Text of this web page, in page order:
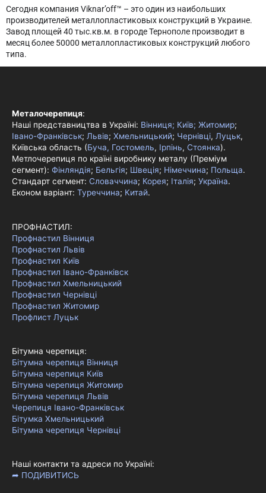
Сегодня компания Viknar’off™ – это один из наибольших
производителей металлопластиковых конструкций в Украине.
Завод площей 40 тыс.кв.м. в городе Тернополе производит в
месяц более 50000 металлопластиковых конструкций любого
типа.
Металочерепиця:
Наші представництва в Україні: Вінниця; Київ; Житомир;
Івано-Франківськ; Львів; Хмельницький; Чернівці, Луцьк,
Київська область (Буча, Гостомель, Ірпінь, Стоянка).
Метлочерепиця по країні виробнику металу (Преміум
сегмент): Фінляндія; Бельгія; Швеція; Німеччина; Польща.
Стандарт сегмент: Словаччина; Корея; Італія; Україна.
Економ варіант: Туреччина; Китай.
ПРОФНАСТИЛ:
Профнастил Вінниця
Профнастил Львів
Профнастил Київ
Профнастил Івано-Франківск
Профнастил Хмельницький
Профнастил Чернівці
Профнастил Житомир
Профлист Луцьк
Бітумна черепиця:
Бітумна черепиця Вінниця
Бітумна черепиця Київ
Бітумна черепиця Житомир
Бітумна черепиця Львів
Черепиця Івано-Франківськ
Бітумка Хмельницький
Бітумна черепиця Чернівці
Наші контакти та адреси по Україні:
➦ ПОДИВИТИСЬ